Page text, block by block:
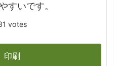
すいです。
votes
印刷